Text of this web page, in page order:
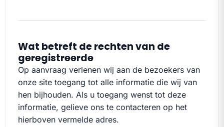
Wat betreft de rechten van de
geregistreerde
Op aanvraag verlenen wij aan de bezoekers van
onze site toegang tot alle informatie die wij van
hen bijhouden. Als u toegang wenst tot deze
informatie, gelieve ons te contacteren op het
hierboven vermelde adres.